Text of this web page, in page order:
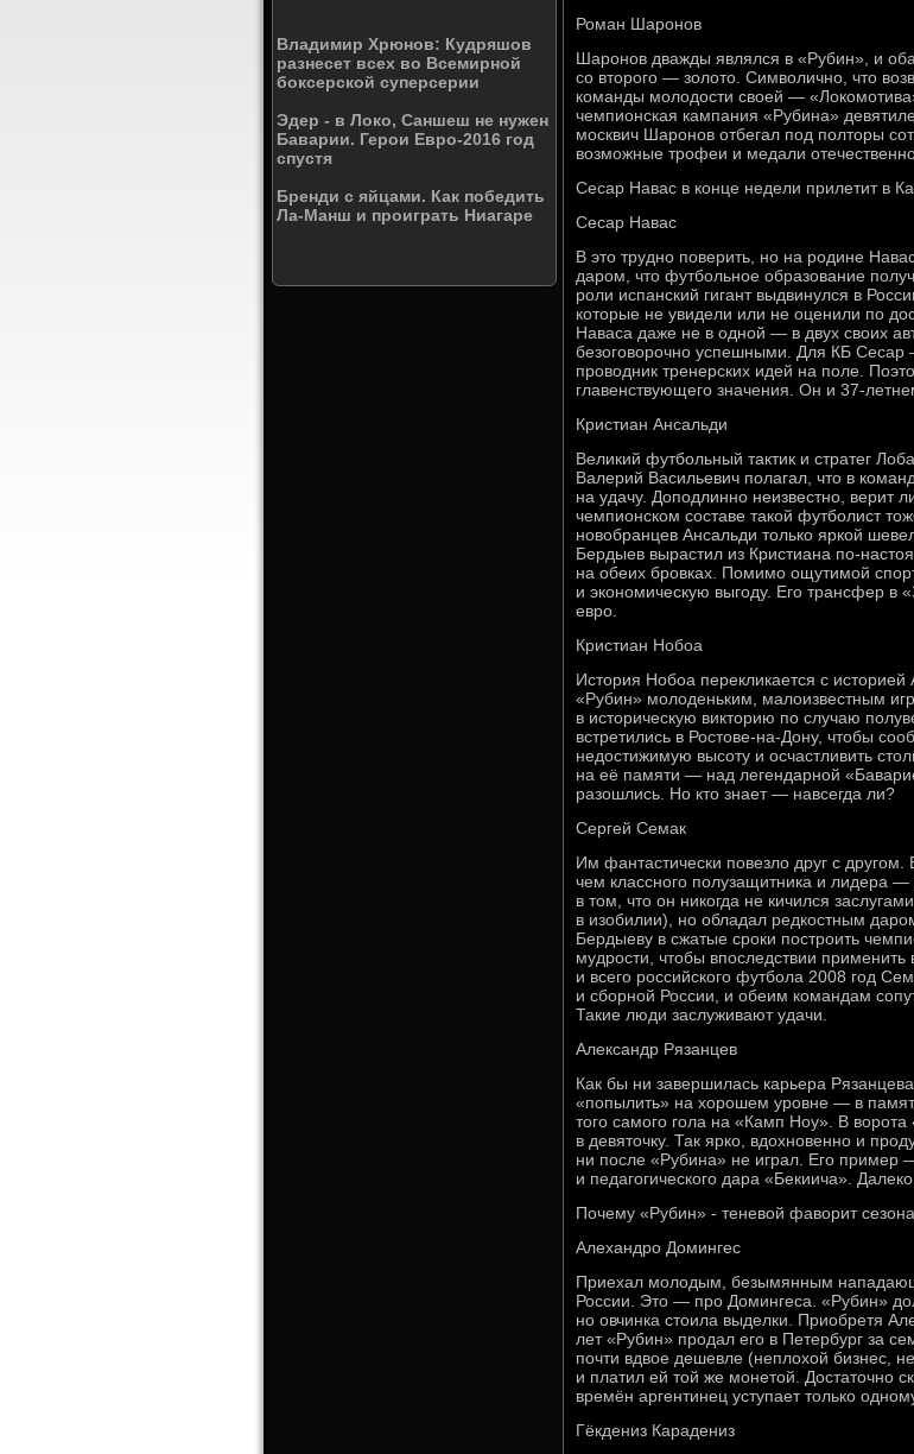
Владимир Хрюнов: Кудряшов
разнесет всех во Всемирной
боксерской суперсерии
Эдер - в Локо, Саншеш не нужен
Баварии. Герои Евро-2016 год
спустя
Бренди с яйцами. Как победить
Ла-Манш и проиграть Ниагаре
Роман Шаронов
Шаронов дважды являлся в «Рубин», и
со второго — золото. Символично, что
команды молодости своей —
чемпионская кампания «Рубина»
москвич Шаронов отбегал под полторы
возможные трофеи и медали
Сесар Навас в конце недели прилетит в
Сесар Навас
В это трудно поверить, но на родине
даром, что футбольное образование
роли испанский гигант выдвинулся в
которые не увидели или не оценили по
Наваса даже не в одной — в двух своих
безоговорочно успешными. Для КБ Сесар
проводник тренерских идей на поле.
главенствующего значения. Он и 37-
Кристиан Ансальди
Великий футбольный тактик и стратег
Валерий Васильевич полагал, что в
на удачу. Доподлинно неизвестно, верит
чемпионском составе такой футболист
новобранцев Ансальди только яркой
Бердыев вырастил из Кристиана по-
на обеих бровках. Помимо ощутимой
и экономическую выгоду. Его трансфер в
евро.
Кристиан Нобоа
История Нобоа перекликается с
«Рубин» молоденьким, малоизвестным
в историческую викторию по случаю
встретились в Ростове-на-Дону, чтобы
недостижимую высоту и осчастливить
на её памяти — над легендарной
разошлись. Но кто знает — навсегда ли?
Сергей Семак
Им фантастически повезло друг с
чем классного полузащитника и лидера
в том, что он никогда не кичился
в изобилии), но обладал редкостным
Бердыеву в сжатые сроки построить
мудрости, чтобы впоследствии применить
и всего российского футбола 2008 год
и сборной России, и обеим командам
Такие люди заслуживают удачи.
Александр Рязанцев
Как бы ни завершилась карьера
«попылить» на хорошем уровне — в
того самого гола на «Камп Ноу». В ворота
в девяточку. Так ярко, вдохновенно и
ни после «Рубина» не играл. Его пример
и педагогического дара «Бекиича».
Почему «Рубин» - теневой фаворит
Алехандро Домингес
Приехал молодым, безымянным
России. Это — про Домингеса. «Рубин»
но овчинка стоила выделки. Приобретя
лет «Рубин» продал его в Петербург за
почти вдвое дешевле (неплохой бизнес,
и платил ей той же монетой. Достаточно
времён аргентинец уступает только
Гёкдениз Карадениз